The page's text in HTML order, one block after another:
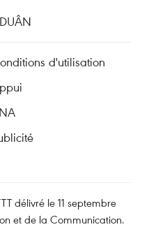
d'utilisation
délivré le 11 septembre
et de la Communication.